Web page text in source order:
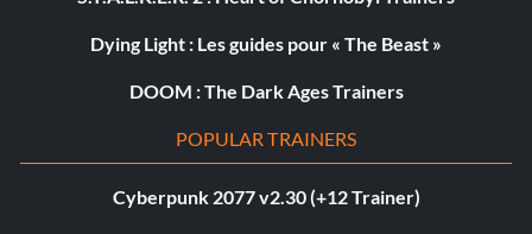
Dying Light : Les guides pour « The Beast »
DOOM : The Dark Ages Trainers
POPULAR TRAINERS
Cyberpunk 2077 v2.30 (+12 Trainer)